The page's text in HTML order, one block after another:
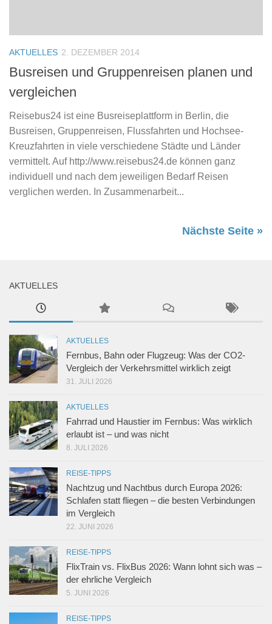
AKTUELLES 2. DEZEMBER 2014
Busreisen und Gruppenreisen planen und
vergleichen
Reisebus24 ist eine Busreiseplattform in Berlin, die
Busreisen, Gruppenreisen, Flussfahrten und Hochsee-
Kreuzfahrten in viele verschiedene Städte und Länder
vermittelt. Auf http://www.reisebus24.de können ganz
individuell und nach dem jeweiligen Bedarf Reisen
verglichen werden. In Zusammenarbeit...
Nächste Seite »
AKTUELLES
AKTUELLES
Fernbus, Bahn oder Flugzeug: Was der CO2-
Vergleich der Verkehrsmittel wirklich zeigt
31. JULI 2026
AKTUELLES
Fahrrad und Haustier im Fernbus: Was wirklich
erlaubt ist – und was nicht
8. JULI 2026
REISE-TIPPS
Nachtzug und Nachtbus durch Europa 2026:
Schlafen statt fliegen – die besten Verbindungen
im Vergleich
22. JUNI 2026
REISE-TIPPS
FlixTrain vs. FlixBus 2026: Wann lohnt sich was –
der ehrliche Vergleich
5. JUNI 2026
REISE-TIPPS